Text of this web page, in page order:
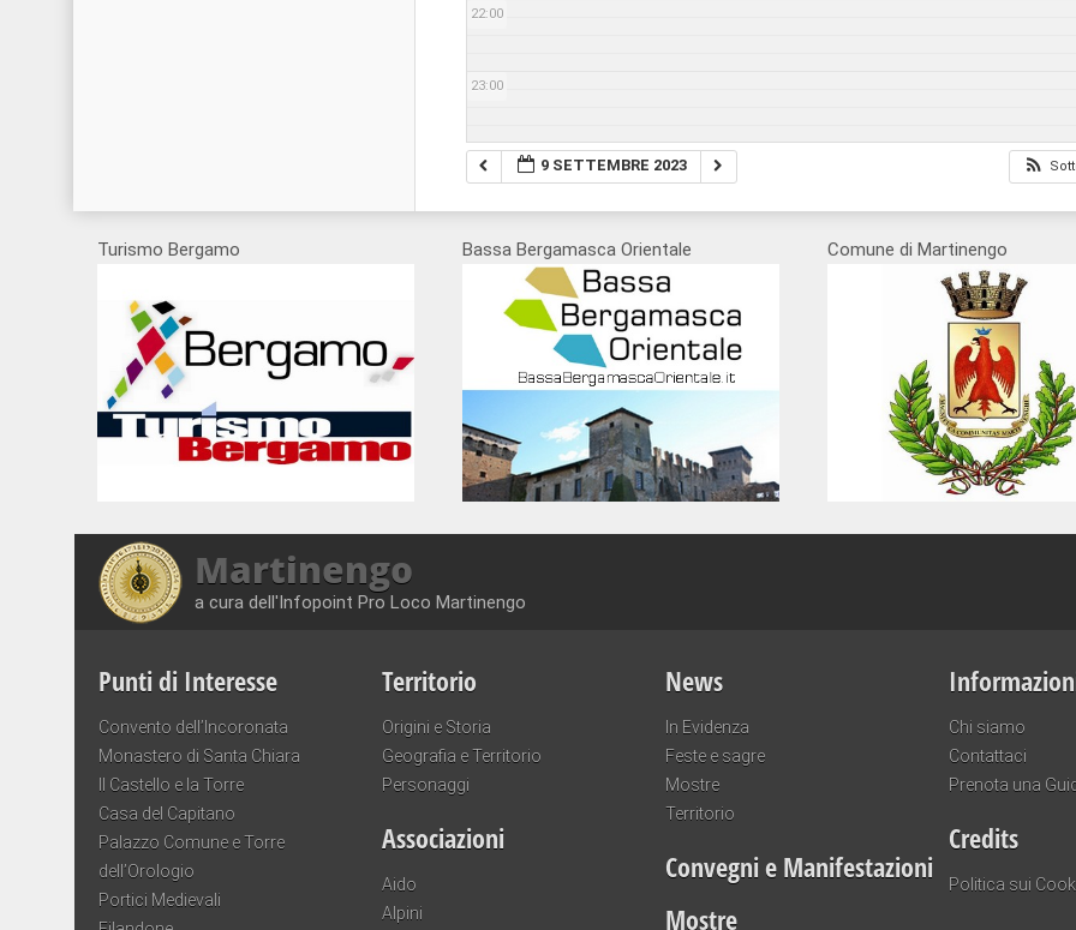
22:00
23:00
9 SETTEMBRE 2023
Turismo Bergamo Bassa Bergamasca Orientale Comune di Martinengo
Martinengo
a cura dell'Infopoint Pro Loco Martinengo
Punti di Interesse
Convento dell’Incoronata
Monastero di Santa Chiara
Il Castello e la Torre
Casa del Capitano
Palazzo Comune e Torre
dell’Orologio
Portici Medievali
Territorio
Origini e Storia
Geografia e Territorio
Personaggi
Associazioni
Aido
Alpini
News
In Evidenza
Feste e sagre
Mostre
Territorio
Convegni e Manifestazioni
Mostre
Chi siamo
Contattaci
Prenota una
Credits
Politica sui